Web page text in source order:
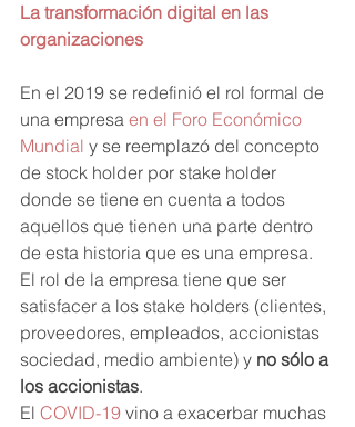
La transformación digital en las
organizaciones
En el 2019 se redefinió el rol formal de
una empresa en el Foro Económico
Mundial y se reemplazó del concepto
de stock holder por stake holder
donde se tiene en cuenta a todos
aquellos que tienen una parte dentro
de esta historia que es una empresa.
El rol de la empresa tiene que ser
satisfacer a los stake holders (clientes,
proveedores, empleados, accionistas
sociedad, medio ambiente) y no sólo a
los accionistas.
El COVID-19 vino a exacerbar muchas